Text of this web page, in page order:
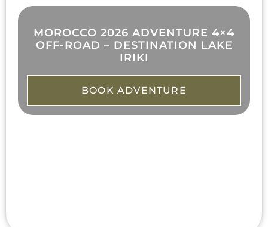
MOROCCO 2026 ADVENTURE 4×4
OFF-ROAD – DESTINATION LAKE
IRIKI
BOOK ADVENTURE